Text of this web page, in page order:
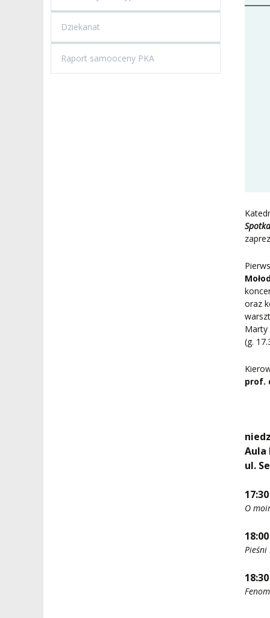
Dziekanat
Raport samooceny PKA
oraz
Marty
(g.
prof.
Aula
ul.
17:30
O
18:00
Pieśni
18:30